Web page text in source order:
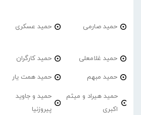
حمید صارمی حمید عسکری
حمید غلامعلی حمید کارگران
حمید مبهم حمید همت یار
حمید هیراد و میثم
اکبری
حمید و جاوید
پیروزنیا